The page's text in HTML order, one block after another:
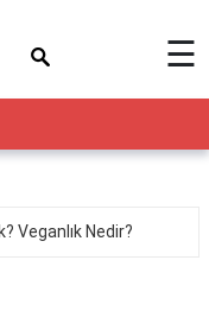
☰
Veganlık Nedir?